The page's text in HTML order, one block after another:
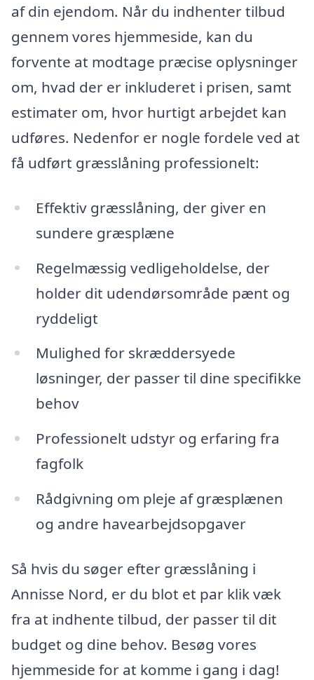
af din ejendom. Når du indhenter tilbud
gennem vores hjemmeside, kan du
forvente at modtage præcise oplysninger
om, hvad der er inkluderet i prisen, samt
estimater om, hvor hurtigt arbejdet kan
udføres. Nedenfor er nogle fordele ved at
få udført græsslåning professionelt:
Effektiv græsslåning, der giver en
sundere græsplæne
Regelmæssig vedligeholdelse, der
holder dit udendørsområde pænt og
ryddeligt
Mulighed for skræddersyede
løsninger, der passer til dine specifikke
behov
Professionelt udstyr og erfaring fra
fagfolk
Rådgivning om pleje af græsplænen
og andre havearbejdsopgaver
Så hvis du søger efter græsslåning i
Annisse Nord, er du blot et par klik væk
fra at indhente tilbud, der passer til dit
budget og dine behov. Besøg vores
hjemmeside for at komme i gang i dag!